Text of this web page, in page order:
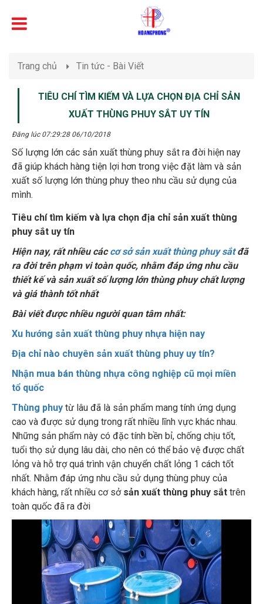
Trang chủ Tin tức - Bài Viết
TIÊU CHÍ TÌM KIẾM VÀ LỰA CHỌN ĐỊA CHỈ SẢN
XUẤT THÙNG PHUY SẮT UY TÍN
Đăng lúc 07:29:28 06/10/2018
Số lượng lớn các sản xuất thùng phuy sắt ra đời hiện nay
đã giúp khách hàng tiện lợi hơn trong việc đặt làm và sản
xuất số lượng lớn thùng phuy theo nhu cầu sử dụng của
mình.
Tiêu chí tìm kiếm và lựa chọn địa chỉ sản xuất thùng
phuy sắt uy tín
Hiện nay, rất nhiều cáccơ sở sản xuất thùng phuy sắtđã
ra đời trên phạm vi toàn quốc, nhằm đáp ứng nhu cầu
thiết kế và sản xuất số lượng lớn thùng phuy chất lượng
và giá thành tốt nhất
Bài viết được nhiều người quan tâm nhất:
Xu hướng sản xuất thùng phuy nhựa hiện nay
Địa chỉ nào chuyên sản xuất thùng phuy uy tín?
Nhận mua bán thùng nhựa công nghiệp cũ mọi miền
tổ quốc
Thùng phuy từ lâu đã là sản phẩm mang tính ứng dụng
cao và được sử dụng trong rất nhiều lĩnh vực khác nhau.
Những sản phẩm này có đặc tính bền bỉ, chống chịu tốt,
tuổi thọ sử dụng lâu dài, cho nên có thể bảo vệ được chất
lỏng và hỗ trợ quá trình vận chuyển chất lỏng 1 cách tốt
nhất. Nhằm đáp ứng nhu cầu sử dụng thùng phuy của
khách hàng, rất nhiều cơ sở sản xuất thùng phuy sắt trên
toàn quốc đã ra đời